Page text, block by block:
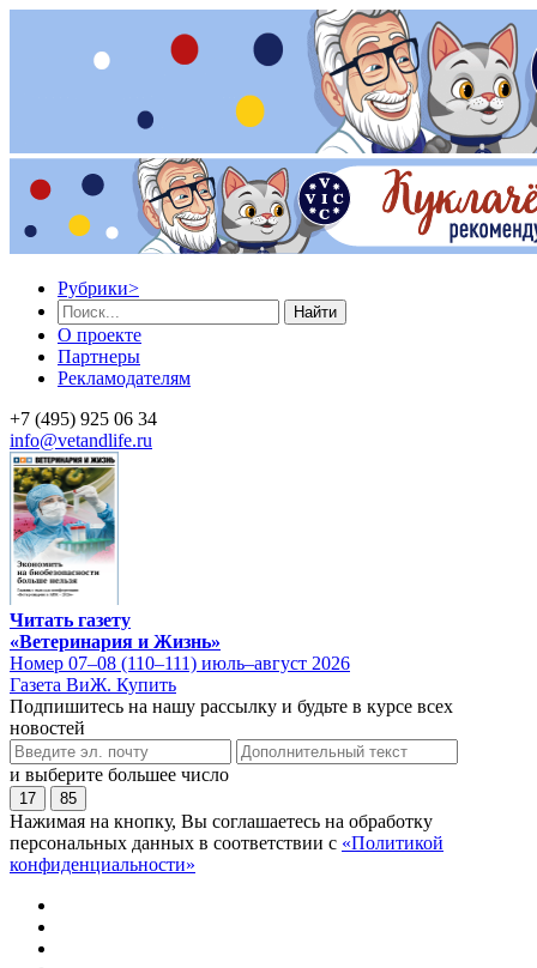
Рубрики>
Найти
О проекте
Партнеры
Рекламодателям
+7 (495) 925 06 34
info@vetandlife.ru
Читать газету
«Ветеринария и Жизнь»
Номер 07–08 (110–111) июль–август 2026
Газета ВиЖ. Купить
Подпишитесь на нашу рассылку и будьте в курсе всех
новостей
и выберите большее число
17 85
Нажимая на кнопку, Вы соглашаетесь на обработку
персональных данных в соответствии с «Политикой
конфиденциальности»